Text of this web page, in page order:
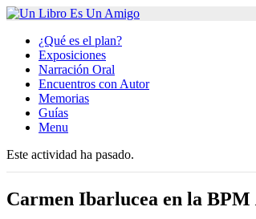
¿Qué es el plan?
Exposiciones
Narración Oral
Encuentros con Autor
Memorias
Guías
Menu
Este actividad ha pasado.
Carmen Ibarlucea en la BPM